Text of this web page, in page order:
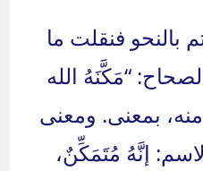
بالنحو فنقلت ما
“مَكَّنَهُ الله
بمعنى. ومعنى
إنَّهُ مُتَمَكِّنٌ،